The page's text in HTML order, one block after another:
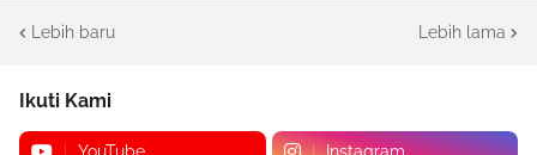
Lebih baru Lebih lama
Ikuti Kami